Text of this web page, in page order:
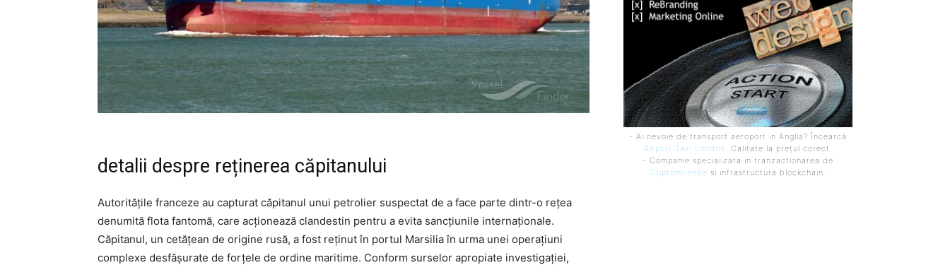
detalii despre reținerea căpitanului
Autoritățile franceze au capturat căpitanul unui petrolier suspectat de a face parte dintr-o rețea
denumită flota fantomă, care acționează clandestin pentru a evita sancțiunile internaționale.
Căpitanul, un cetățean de origine rusă, a fost reținut în portul Marsilia în urma unei operațiuni
complexe desfășurate de forțele de ordine maritime. Conform surselor apropiate investigației,
- Ai nevoie de transport aeroport in Anglia? Încearcă
Airport Taxi London . Calitate la prețul corect.
- Companie specializata in tranzactionarea de
Criptomonede si infrastructura blockchain.